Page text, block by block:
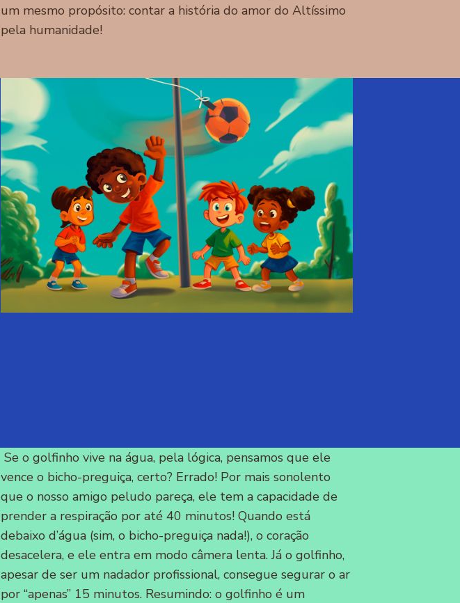
um mesmo propósito: contar a história do amor do Altíssimo
pela humanidade!
Se o golfinho vive na água, pela lógica, pensamos que ele
vence o bicho-preguiça, certo? Errado! Por mais sonolento
que o nosso amigo peludo pareça, ele tem a capacidade de
prender a respiração por até 40 minutos! Quando está
debaixo d’água (sim, o bicho-preguiça nada!), o coração
desacelera, e ele entra em modo câmera lenta. Já o golfinho,
apesar de ser um nadador profissional, consegue segurar o ar
por “apenas” 15 minutos. Resumindo: o golfinho é um